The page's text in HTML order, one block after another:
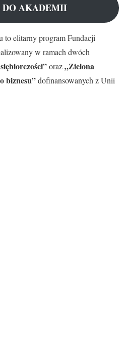
DO AKADEMII
elitarny program Fundacji
w ramach dwóch
oraz„Zielona
biznesu”dofinansowanych z Unii